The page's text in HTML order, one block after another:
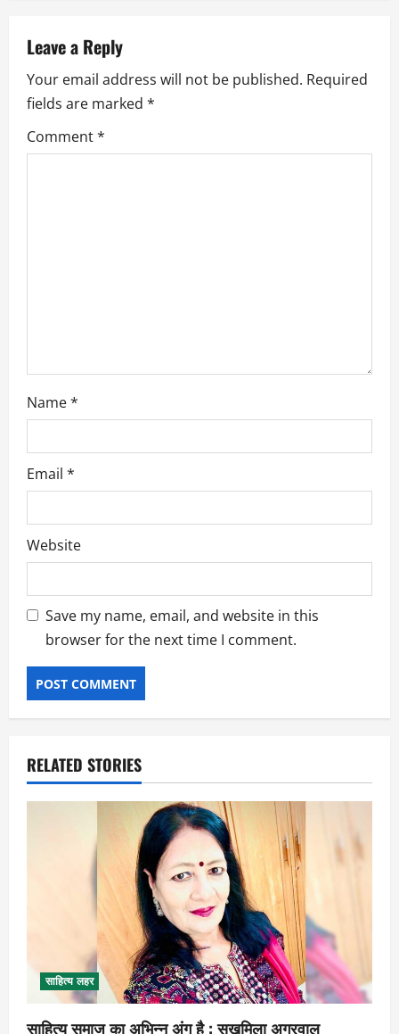
a
v
i
g
Leave a Reply
Your email address will not be published. Required
fields are marked *
Comment*
Name*
Email *
Website
Save my name, email, and website in this
browser for the next time I comment.
RELATED STORIES
साहित्य लहर
साहित्य समाज का अभिन्न अंग है : सुखमिला अग्रवाल